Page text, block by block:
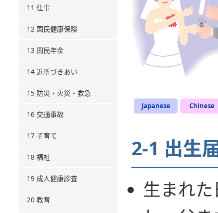
11 仕事
12 国民健康保険
13 国民年金
14 近所づきあい
15 防災・火災・救急
16 交通事故
17 子育て
18 福祉
19 成人健康診査
20 教育
Japanese Chinese
2-1 出生
生まれ